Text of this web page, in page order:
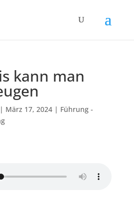
kann man
März 17, 2024| Führung -